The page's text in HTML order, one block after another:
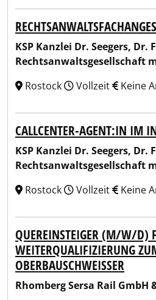
KSP Kanzlei Dr. Seegers, Dr.
Rechtsanwaltsgesellschaft
Rostock
Vollzeit Keine
CALLCENTER-AGENT:IN IM
KSP Kanzlei Dr. Seegers, Dr.
Rechtsanwaltsgesellschaft
Rostock
Vollzeit Keine
QUEREINSTEIGER (M/W/D)
WEITERQUALIFIZIERUNG
OBERBAUSCHWEISSER
Rhomberg Sersa Rail GmbH